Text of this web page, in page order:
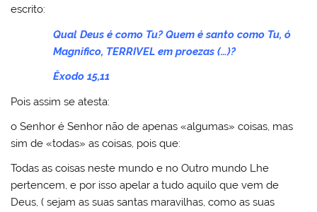
escrito:
Qual Deus é como Tu? Quem é santo como Tu, ó
Magnifico, TERRIVEL em proezas (…)?
Êxodo 15,11
Pois assim se atesta:
o Senhor é Senhor não de apenas «algumas» coisas, mas
sim de «todas» as coisas, pois que:
Todas as coisas neste mundo e no Outro mundo Lhe
pertencem, e por isso apelar a tudo aquilo que vem de
Deus, ( sejam as suas santas maravilhas, como as suas